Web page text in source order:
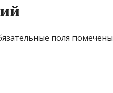
поля помечены